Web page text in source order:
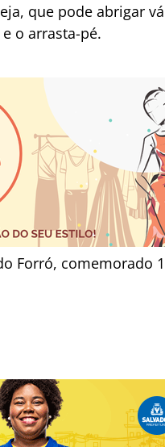
que pode abrigar
o arrasta-pé.
Forró, comemorado